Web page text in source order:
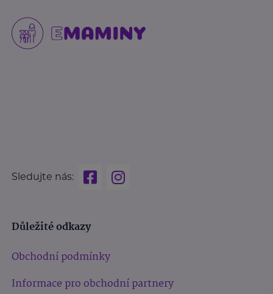
Sledujte nás:
Důležité odkazy
Obchodní podmínky
Informace pro obchodní partnery